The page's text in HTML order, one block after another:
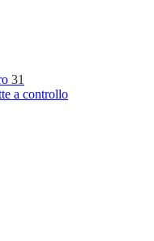
31
a controllo